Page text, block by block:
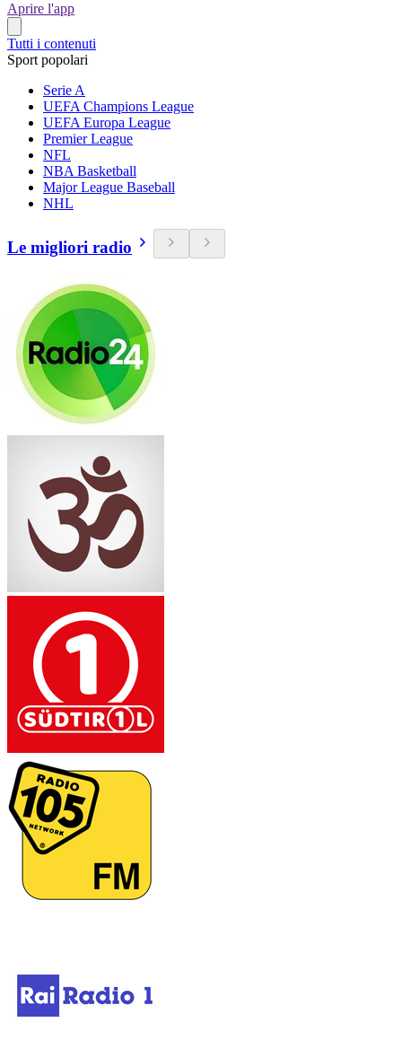
Aprire l'app
Tutti i contenuti
Sport popolari
Serie A
UEFA Champions League
UEFA Europa League
Premier League
NFL
NBA Basketball
Major League Baseball
NHL
Le migliori radio